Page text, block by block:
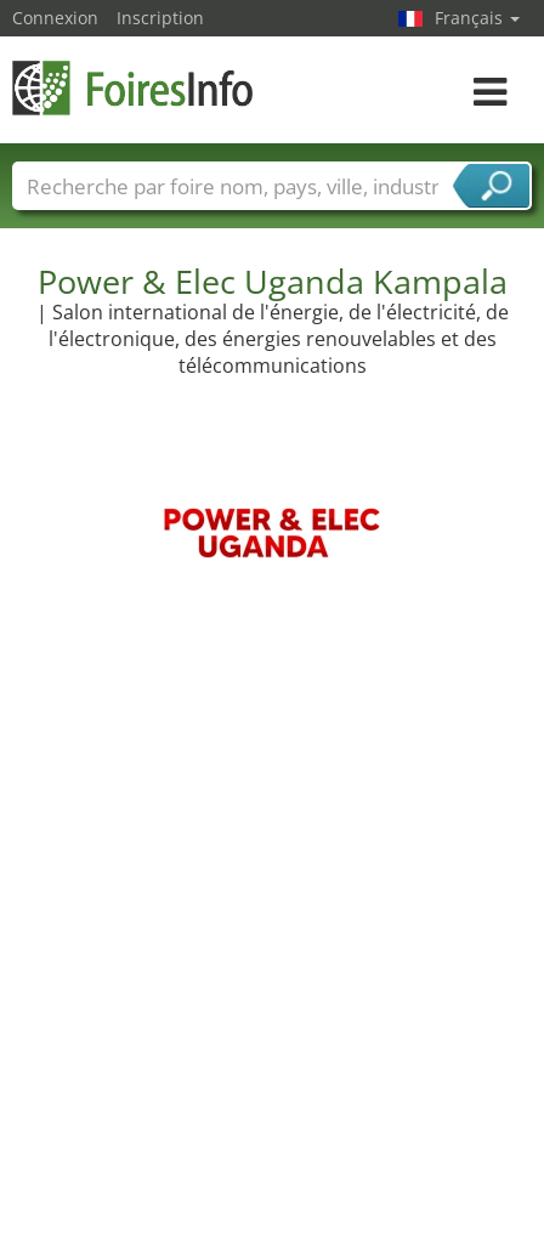
Power & Elec Uganda Kampala
| Salon international de l'énergie, de l'électricité, de
l'électronique, des énergies renouvelables et des
télécommunications
Connexion Inscription Français
Toggle
Foire noms Pays Villes
Secteurs de foire